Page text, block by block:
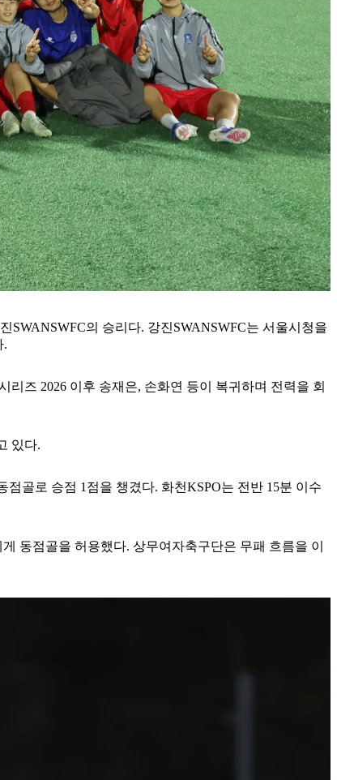
의 승리다. 강진SWANSWFC는 서울시청을
.
즈 2026 이후 송재은, 손화연 등이 복귀하며 전력을 회
있다.
골로 승점 1점을 챙겼다. 화천KSPO는 전반 15분 이수
동점골을 허용했다. 상무여자축구단은 무패 흐름을 이